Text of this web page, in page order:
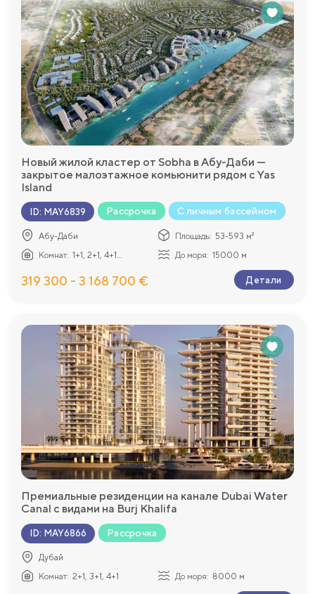
Новый жилой кластер от Sobha в Абу-Даби —
закрытое малоэтажное комьюнити рядом с Yas
Island
ID: MAY6839 Рассрочка С личным бассейном
Абу-Даби Площадь: 53-593 м²
Комнат: 1+1, 2+1, 4+1... До моря: 15000 м
319 300 - 3 168 700 € Детали
Премиальные резиденции на канале Dubai Water
Canal с видами на Burj Khalifa
ID: MAY6866 Рассрочка
Дубай
Комнат: 2+1, 3+1, 4+1 До моря: 8000 м